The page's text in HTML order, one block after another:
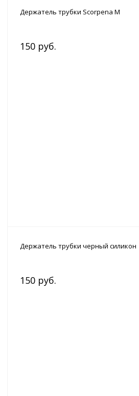
Держатель трубки Scorpena М
150 руб.
Держатель трубки черный силикон
150 руб.